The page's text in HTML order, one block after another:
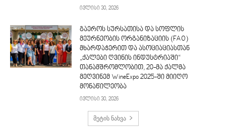
ივლისი 30, 2026
გაეროს სურსათისა და სოფლის
მეურნეობის ორგანიზაციის (FAO)
მხარდაჭერით და ასოციაციასთან
„ქალები ღვინის ინდუსტრიაში“
თანამშრომლობით, 20-მა ქალმა
მეღვინემ WineExpo 2025-ში მიიღო
მონაწილეობა
ივლისი 30, 2026
მეტის ნახვა